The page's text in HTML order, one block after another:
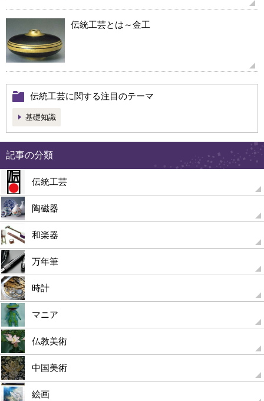
伝統工芸とは～金工
伝統工芸に関する注目のテーマ
基礎知識
記事の分類
伝統工芸
陶磁器
和楽器
万年筆
時計
マニア
仏教美術
中国美術
絵画